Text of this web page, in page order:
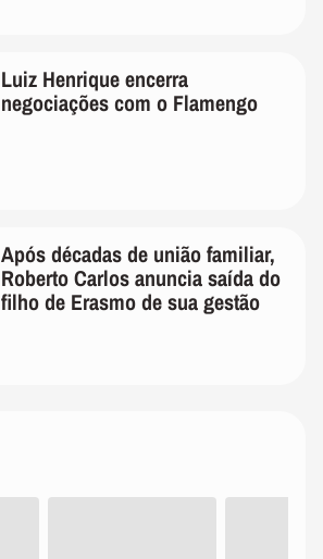
Luiz Henrique encerra
negociações com o Flamengo
Após décadas de união familiar,
Roberto Carlos anuncia saída do
filho de Erasmo de sua gestão